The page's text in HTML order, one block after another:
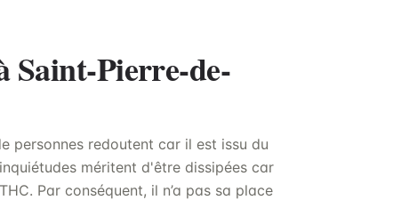
Saint-Pierre-de-
personnes redoutent car il est issu du
méritent d'être dissipées car
Par conséquent, il n’a pas sa place